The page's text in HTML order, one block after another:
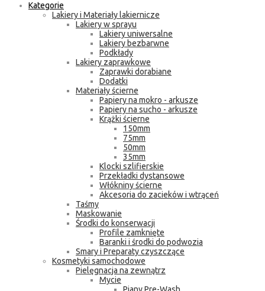
Kategorie
Lakiery i Materiały lakiernicze
Lakiery w sprayu
Lakiery uniwersalne
Lakiery bezbarwne
Podkłady
Lakiery zaprawkowe
Zaprawki dorabiane
Dodatki
Materiały ścierne
Papiery na mokro - arkusze
Papiery na sucho - arkusze
Krążki ścierne
150mm
75mm
50mm
35mm
Klocki szlifierskie
Przekładki dystansowe
Włókniny ścierne
Akcesoria do zacieków i wtrąceń
Taśmy
Maskowanie
Środki do konserwacji
Profile zamknięte
Baranki i środki do podwozia
Smary i Preparaty czyszczące
Kosmetyki samochodowe
Pielęgnacja na zewnątrz
Mycie